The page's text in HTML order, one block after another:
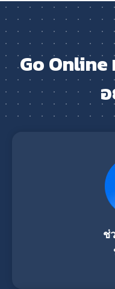
Go Online
ช่